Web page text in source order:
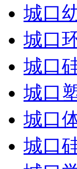
城口
城口
城口
城口
城口
城口